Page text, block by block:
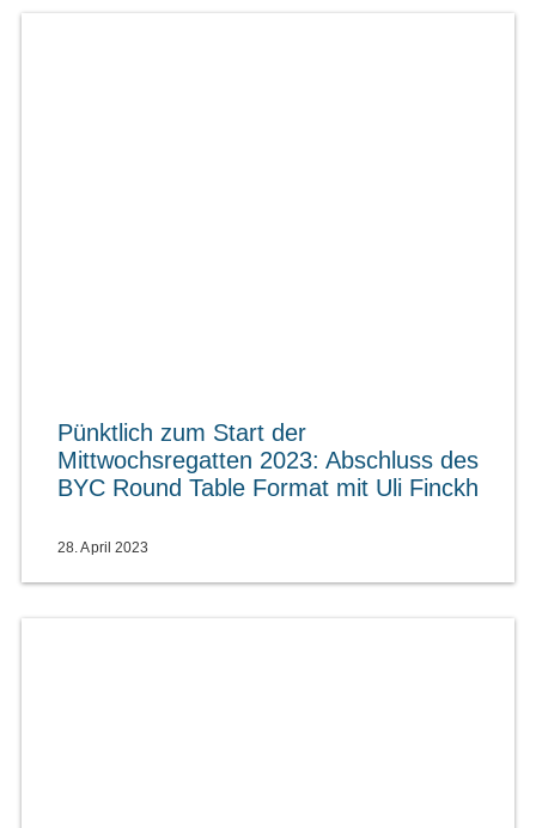
Pünktlich zum Start der
Mittwochsregatten 2023: Abschluss des
BYC Round Table Format mit Uli Finckh
28. April 2023